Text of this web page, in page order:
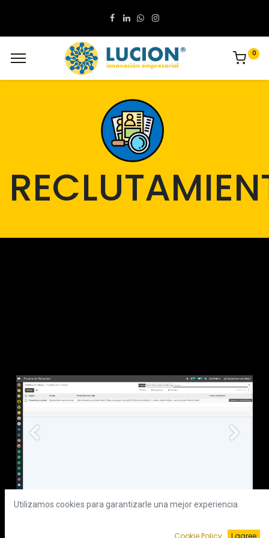
0
Anterior
Utilizamos cookies para garantizarle una mejor experiencia.
Cookie Policy I agree